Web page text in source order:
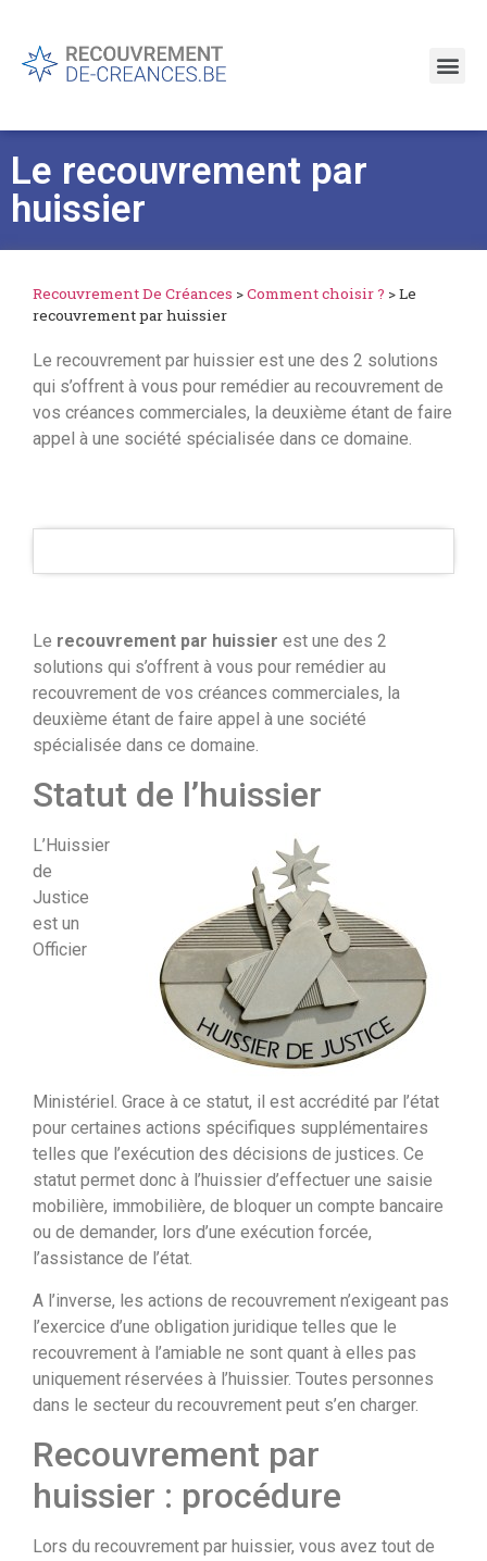
Le recouvrement par
huissier
Recouvrement De Créances >Comment choisir ? >Le
recouvrement par huissier
Le recouvrement par huissier est une des 2 solutions
qui s’offrent à vous pour remédier au recouvrement de
vos créances commerciales, la deuxième étant de faire
appel à une société spécialisée dans ce domaine.
Le recouvrement par huissier est une des 2
solutions qui s’offrent à vous pour remédier au
recouvrement de vos créances commerciales, la
deuxième étant de faire appel à une société
spécialisée dans ce domaine.
Statut de l’huissier
L’Huissier
de
Justice
est un
Officier
Ministériel. Grace à ce statut, il est accrédité par l’état
pour certaines actions spécifiques supplémentaires
telles que l’exécution des décisions de justices. Ce
statut permet donc à l’huissier d’effectuer une saisie
mobilière, immobilière, de bloquer un compte bancaire
ou de demander, lors d’une exécution forcée,
l’assistance de l’état.
A l’inverse, les actions de recouvrement n’exigeant pas
l’exercice d’une obligation juridique telles que le
recouvrement à l’amiable ne sont quant à elles pas
uniquement réservées à l’huissier. Toutes personnes
dans le secteur du recouvrement peut s’en charger.
Recouvrement par
huissier : procédure
Lors du recouvrement par huissier, vous avez tout de